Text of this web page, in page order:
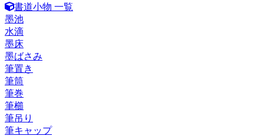
書道小物 一覧
墨池
水滴
墨床
墨ばさみ
筆置き
筆筒
筆巻
筆櫛
筆吊り
筆キャップ